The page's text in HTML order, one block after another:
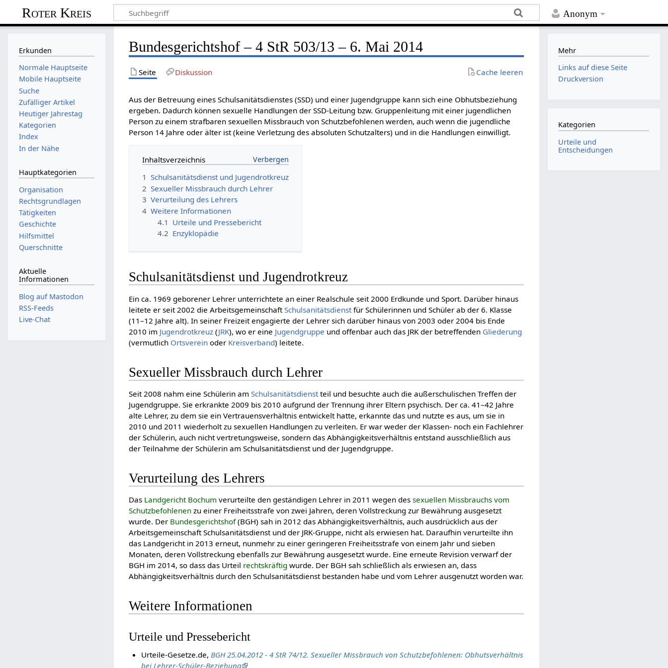
Anonym
Roter Kreis
Bundesgerichtshof – 4 StR 503/13 – 6. Mai 2014
Seite Diskussion Cache leeren
Aus der Betreuung eines Schulsanitätsdienstes (SSD) und einer Jugendgruppe kann sich eine Obhutsbeziehung
ergeben. Dadurch können sexuelle Handlungen der SSD-Leitung bzw. Gruppenleitung mit einer jugendlichen
Person zu einem strafbaren sexuellen Missbrauch von Schutzbefohlenen werden, auch wenn die jugendliche
Person 14 Jahre oder älter ist (keine Verletzung des absoluten Schutzalters) und in die Handlungen einwilligt.
Inhaltsverzeichnis
1 Schulsanitätsdienst und Jugendrotkreuz
2 Sexueller Missbrauch durch Lehrer
3 Verurteilung des Lehrers
4 Weitere Informationen
4.1 Urteile und Pressebericht
4.2 Enzyklopädie
Schulsanitätsdienst und Jugendrotkreuz
Ein ca. 1969 geborener Lehrer unterrichtete an einer Realschule seit 2000 Erdkunde und Sport. Darüber hinaus
leitete er seit 2002 die ArbeitsgemeinschaftSchulsanitätsdienst für Schülerinnen und Schüler ab der 6. Klasse
(11–12 Jahre alt). In seiner Freizeit engagierte der Lehrer sich darüber hinaus von 2003 oder 2004 bis Ende
2010 im Jugendrotkreuz (JRK), wo er eine Jugendgruppe und offenbar auch das JRK der betreffenden Gliederung
(vermutlich Ortsverein oder Kreisverband) leitete.
Sexueller Missbrauch durch Lehrer
Seit 2008 nahm eine Schülerin amSchulsanitätsdienst teil und besuchte auch die außerschulischen Treffen der
Jugendgruppe. Sie erkrankte 2009 bis 2010 aufgrund der Trennung ihrer Eltern psychisch. Der ca. 41–42 Jahre
alte Lehrer, zu dem sie ein Vertrauensverhältnis entwickelt hatte, erkannte das und nutzte es aus, um sie in
2010 und 2011 wiederholt zu sexuellen Handlungen zu verleiten. Er war weder der Klassen- noch ein Fachlehrer
der Schülerin, auch nicht vertretungsweise, sondern das Abhängigkeitsverhältnis entstand ausschließlich aus
der Teilnahme der Schülerin am Schulsanitätsdienst und der Jugendgruppe.
Verurteilung des Lehrers
Das Landgericht Bochum verurteilte den geständigen Lehrer in 2011 wegen dessexuellen Missbrauchs vom
Schutzbefohlenen zu einer Freiheitsstrafe von zwei Jahren, deren Vollstreckung zur Bewährung ausgesetzt
wurde. Der Bundesgerichtshof(BGH) sah in 2012 das Abhängigkeitsverhältnis, auch ausdrücklich aus der
Arbeitsgemeinschaft Schulsanitätsdienst und der JRK-Gruppe, nicht als erwiesen hat. Daraufhin verurteilte ihn
das Landgericht in 2013 erneut, nunmehr zu einer geringeren Freiheitsstrafe von einem Jahr und sieben
Monaten, deren Vollstreckung ebenfalls zur Bewährung ausgesetzt wurde. Eine erneute Revision verwarf der
BGH im 2014, so dass das Urteil rechtskräftig wurde. Der BGH sah schließlich als erwiesen an, dass
Abhängigkeitsverhältnis durch den Schulsanitätsdienst bestanden habe und vom Lehrer ausgenutzt worden war.
Weitere Informationen
Urteile und Pressebericht
Urteile-Gesetze.de, BGH 25.04.2012 - 4 StR 74/12. Sexueller Missbrauch von Schutzbefohlenen: Obhutsverhältnis
bei Lehrer-Schüler-Beziehung
Erkunden
Normale Hauptseite
Mobile Hauptseite
Suche
Zufälliger Artikel
Heutiger Jahrestag
Kategorien
Index
In der Nähe
Hauptkategorien
Organisation
Rechtsgrundlagen
Tätigkeiten
Geschichte
Hilfsmittel
Querschnitte
Aktuelle
Informationen
Blog auf Mastodon
RSS-Feeds
Live-Chat
Mehr
Links auf diese Seite
Druckversion
Kategorien
Urteile und
Entscheidungen